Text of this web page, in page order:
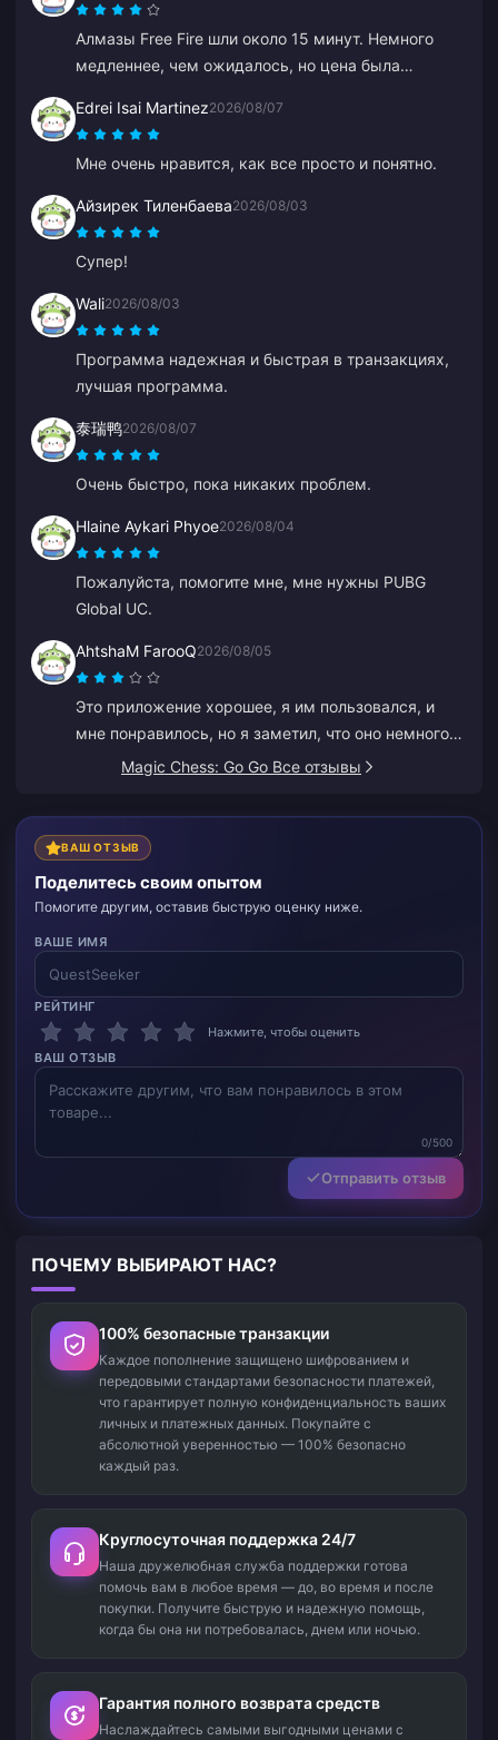
Алмазы Free Fire шли около 15 минут. Немного
медленнее, чем ожидалось, но цена была
Edrei Isai Martinez2026/08/07
Мне очень нравится, как все просто и понятно.
Айзирек Тиленбаева2026/08/03
Супер!
Wali2026/08/03
Программа надежная и быстрая в транзакциях,
лучшая программа.
泰瑞鸭2026/08/07
Очень быстро, пока никаких проблем.
Hlaine Aykari Phyoe2026/08/04
Пожалуйста, помогите мне, мне нужны PUBG
Global UC.
AhtshaM FarooQ2026/08/05
Это приложение хорошее, я им пользовался, и
мне понравилось, но я заметил, что оно немного
дороговато. Тем не менее, оно хорошее, вам стоит
Magic Chess: Go Go Все отзывы
ВАШ ОТЗЫВ
Поделитесь своим опытом
Помогите другим, оставив быструю оценку ниже.
ВАШЕ ИМЯ
РЕЙТИНГ
Нажмите, чтобы оценить
ВАШ ОТЗЫВ
0/500
Отправить отзыв
ПОЧЕМУ ВЫБИРАЮТ НАС?
100% безопасные транзакции
Каждое пополнение защищено шифрованием и
передовыми стандартами безопасности платежей,
что гарантирует полную конфиденциальность ваших
личных и платежных данных. Покупайте с
абсолютной уверенностью — 100% безопасно
каждый раз.
Круглосуточная поддержка 24/7
Наша дружелюбная служба поддержки готова
помочь вам в любое время — до, во время и после
покупки. Получите быструю и надежную помощь,
когда бы она ни потребовалась, днем или ночью.
Гарантия полного возврата средств
Наслаждайтесь самыми выгодными ценами с